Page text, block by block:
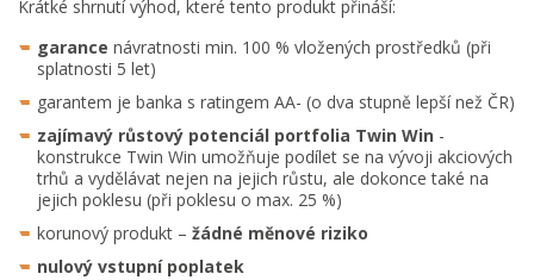
Krátké shrnutí výhod, které tento produkt přináší:
garance návratnosti min. 100 % vložených prostředků (při
splatnosti 5 let)
garantem je banka s ratingem AA- (o dva stupně lepší než ČR)
zajímavý růstový potenciál portfolia Twin Win -
konstrukce Twin Win umožňuje podílet se na vývoji akciových
trhů a vydělávat nejen na jejich růstu, ale dokonce také na
jejich poklesu (při poklesu o max. 25 %)
korunový produkt – žádné měnové riziko
nulový vstupní poplatek